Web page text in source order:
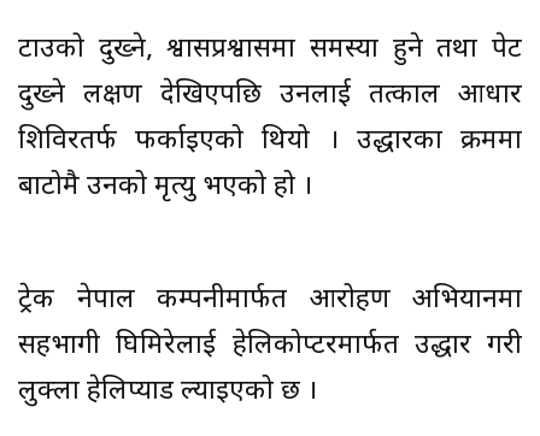
टाउको दुख्ने, श्वासप्रश्वासमा समस्या हुने तथा पेट
दुख्ने लक्षण देखिएपछि उनलाई तत्काल आधार
शिविरतर्फ फर्काइएको थियो । उद्धारका क्रममा
बाटोमै उनको मृत्यु भएको हो ।
ट्रेक नेपाल कम्पनीमार्फत आरोहण अभियानमा
सहभागी घिमिरेलाई हेलिकोप्टरमार्फत उद्धार गरी
लुक्ला हेलिप्याड ल्याइएको छ ।